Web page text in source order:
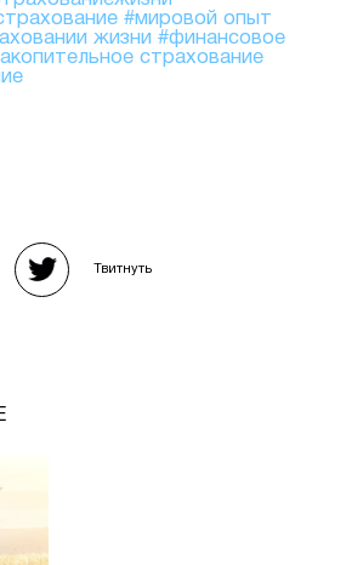
#мировой опыт
жизни #финансовое
страхование
Твитнуть